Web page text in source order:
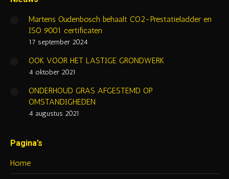
new
window
new
window
new
window
new
Martens Oudenbosch behaalt CO2-Prestatieladder en
ISO 9001 certificaten
17 september 2024
OOK VOOR HET LASTIGE GRONDWERK
4 oktober 2021
ONDERHOUD GRAS AFGESTEMD OP
OMSTANDIGHEDEN
4 augustus 2021
Pagina’s
Home